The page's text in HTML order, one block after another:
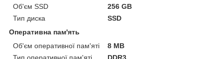
Об'єм SSD
256 GB
Тип диска
SSD
Оперативна пам'ять
Об'єм оперативної пам'яті
8 MB
Тип оперативної пам'яті
DDR3